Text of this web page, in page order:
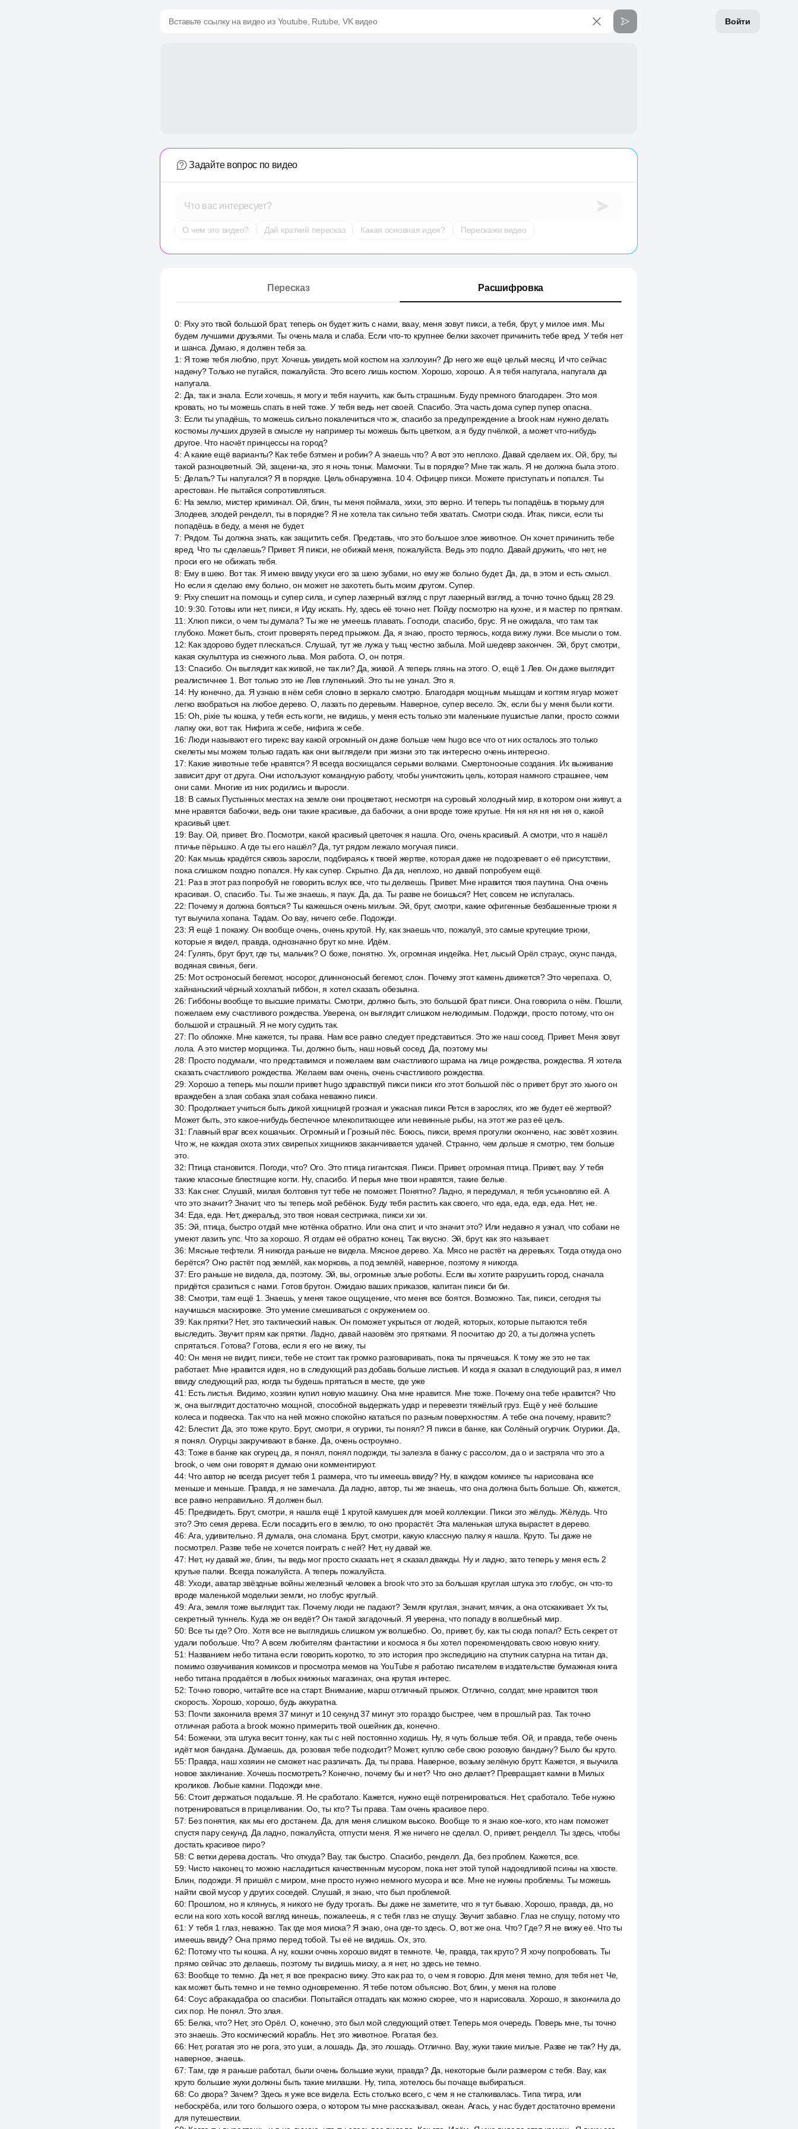
Войти
Вставьте ссылку на видео из Youtube, Rutube, VK видео
Задайте вопрос по видео
Что вас интересует?
О чем это видео? Дай краткий пересказ Какая основная идея? Перескажи видео
Пересказ Расшифровка
0: Pixy это твой большой брат, теперь он будет жить с нами, ваау, меня зовут пикси, а тебя, брут, у милое имя. Мы
будем лучшими друзьями. Ты очень мала и слаба. Если что-то крупнее белки захочет причинить тебе вред. У тебя нет
и шанса. Думаю, я должен тебя за.
1 : Я тоже тебя люблю, прут. Хочешь увидеть мой костюм на хэллоуин? До него же ещё целый месяц. И что сейчас
надену? Только не пугайся, пожалуйста. Это всего лишь костюм. Хорошо, хорошо. А я тебя напугала, напугала да
напугала.
2: Да, так и знала. Если хочешь, я могу и тебя научить, как быть страшным. Буду премного благодарен. Это моя
кровать, но ты можешь спать в ней тоже. У тебя ведь нет своей. Спасибо. Эта часть дома супер пупер опасна.
3: Если ты упадёшь, то можешь сильно покалечиться что ж, спасибо за предупреждение a brook нам нужно делать
костюмы лучших друзей в смысле ну например ты можешь быть цветком, а я буду пчёлкой, а может что-нибудь
другое. Что насчёт принцессы на город?
4: А какие ещё варианты? Как тебе бэтмен и робин? А знаешь что? А вот это неплохо. Давай сделаем их. Ой, бру, ты
такой разноцветный. Эй, зацени-ка, это я ночь тоньк. Мамочки. Ты в порядке? Мне так жаль. Я не должна была этого.
5: Делать? Ты напугался? Я в порядке. Цель обнаружена. 10 4. Офицер пикси. Можете приступать и попался. Ты
арестован. Не пытайся сопротивляться.
6: На землю, мистер криминал. Ой, блин, ты меня поймала, хихи, это верно. И теперь ты попадёшь в тюрьму для
Злодеев, злодей ренделл, ты в порядке? Я не хотела так сильно тебя хватать. Смотри сюда. Итак, пикси, если ты
попадёшь в беду, а меня не будет.
7: Рядом. Ты должна знать, как защитить себя. Представь, что это большое злое животное. Он хочет причинить тебе
вред. Что ты сделаешь? Привет. Я пикси, не обижай меня, пожалуйста. Ведь это подло. Давай дружить, что нет, не
проси его не обижать тебя.
8: Ему в шею. Вот так. Я имею ввиду укуси его за шею зубами, но ему же больно будет. Да, да, в этом и есть смысл.
Но если я сделаю ему больно, он может не захотеть быть моим другом. Супер.
9: Pixy спешит на помощь и супер сила, и супер лазерный взгляд с прут лазерный взгляд, а точно точно бдыщ 28 29.
10:9:30. Готовы или нет, пикси, я Иду искать. Ну, здесь её точно нет. Пойду посмотрю на кухне, и я мастер по пряткам.
11 :Хлюп пикси, о чем ты думала? Ты же не умеешь плавать. Господи, спасибо, брус. Я не ожидала, что там так
глубоко. Может быть, стоит проверять перед прыжком. Да, я знаю, просто теряюсь, когда вижу лужи. Все мысли о том.
12: Как здорово будет плескаться. Слушай, тут же лужа у тыщ честно забыла. Мой шедевр закончен. Эй, брут, смотри,
какая скульптура из снежного льва. Моя работа. О, он потря.
13:Спасибо. Он выглядит как живой, не так ли? Да, живой. А теперь глянь на этого. О, ещё 1 Лев. Он даже выглядит
реалистичнее 1. Вот только это не Лев глупенький. Это ты не узнал. Это я.
14: Ну конечно, да. Я узнаю в нём себя словно в зеркало смотрю. Благодаря мощным мышцам и когтям ягуар может
легко взобраться на любое дерево. О, лазать по деревьям. Наверное, супер весело. Эх, если бы у меня были когти.
15:Oh, pixie ты кошка, у тебя есть когти, не видишь, у меня есть только эти маленькие пушистые лапки, просто сожми
лапку оки, вот так. Нифига ж себе, нифига ж себе.
16:Люди называют его тирекс вау какой огромный он даже больше чем hugo все что от них осталось это только
скелеты мы можем только гадать как они выглядели при жизни это так интересно очень интересно.
17: Какие животные тебе нравятся? Я всегда восхищался серыми волками. Смертоносные создания. Их выживание
зависит друг от друга. Они используют командную работу, чтобы уничтожить цель, которая намного страшнее, чем
они сами. Многие из них родились и выросли.
18: В самых Пустынных местах на земле они процветают, несмотря на суровый холодный мир, в котором они живут, а
мне нравятся бабочки, ведь они такие красивые, да бабочки, а они вроде тоже крутые. Ня ня ня ня ня ня о, какой
красивый цвет.
19: Вау. Ой, привет. Bro. Посмотри, какой красивый цветочек я нашла. Ого, очень красивый. А смотри, что я нашёл
птичье пёрышко. А где ты его нашёл? Да, тут рядом лежало могучая пикси.
20: Как мышь крадётся сквозь заросли, подбираясь к твоей жертве, которая даже не подозревает о её присутствии,
пока слишком поздно попался. Ну как супер. Скрытно. Да да, неплохо, но давай попробуем ещё.
21 : Раз в этот раз попробуй не говорить вслух все, что ты делаешь. Привет. Мне нравится твоя паутина. Она очень
красивая. О, спасибо. Ты. Ты же знаешь, я паук. Да, да. Ты разве не боишься? Нет, совсем не испугалась.
22: Почему я должна бояться? Ты кажешься очень милым. Эй, брут, смотри, какие офигенные безбашенные трюки я
тут выучила хопана. Тадам. Оо вау, ничего себе. Подожди.
23: Я ещё 1 покажу. Он вообще очень, очень крутой. Ну, как знаешь что, пожалуй, это самые крутецкие трюки,
которые я видел, правда, однозначно брут ко мне. Идём.
24: Гулять, брут брут, где ты, мальчик? О боже, понятно. Ух, огромная индейка. Нет, лысый Орёл страус, скунс панда,
водяная свинья, беги.
25: Мот остроносый бегемот, носорог, длинноносый бегемот, слон. Почему этот камень движется? Это черепаха. О,
хайнаньский чёрный хохлатый гиббон, я хотел сказать обезьяна.
26: Гиббоны вообще то высшие приматы. Смотри, должно быть, это большой брат пикси. Она говорила о нём. Пошли,
пожелаем ему счастливого рождества. Уверена, он выглядит слишком нелюдимым. Подожди, просто потому, что он
большой и страшный. Я не могу судить так.
27: По обложке. Мне кажется, ты права. Нам все равно следует представиться. Это же наш сосед. Привет. Меня зовут
лола. А это мистер морщинка. Ты, должно быть, наш новый сосед. Да, поэтому мы
28: Просто подумали, что представимся и пожелаем вам счастливого шрама на лице рождества, рождества. Я хотела
сказать счастливого рождества. Желаем вам очень, очень счастливого рождества.
29:Хорошо а теперь мы пошли привет hugo здравствуй пикси пикси кто этот большой пёс о привет брут это хьюго он
враждебен а злая собака злая собака неважно пикси.
30: Продолжает учиться быть дикой хищницей грозная и ужасная пикси Рется в зарослях, кто же будет её жертвой?
Может быть, это какое-нибудь беспечное млекопитающее или невинные рыбы, на этот же раз её цель.
31 : Главный враг всех кошачьих. Огромный и Грозный пёс. Боюсь, пикси, время прогулки окончено, нас зовёт хозяин.
Что ж, не каждая охота этих свирепых хищников заканчивается удачей. Странно, чем дольше я смотрю, тем больше
это.
32: Птица становится. Погоди, что? Ого. Это птица гигантская. Пикси. Привет, огромная птица. Привет, вау. У тебя
такие классные блестящие когти. Ну, спасибо. И перья мне твои нравятся, такие белые.
33: Как снег. Слушай, милая болтовня тут тебе не поможет. Понятно? Ладно, я передумал, я тебя усыновляю ей. А
что это значит? Значит, что ты теперь мой ребёнок. Буду тебя растить как своего, что еда, еда, еда, еда. Нет, не.
34: Еда, еда. Нет, джеральд, это твоя новая сестричка, пикси хи хи.
35: Эй, птица, быстро отдай мне котёнка обратно. Или она спит, и что значит это? Или недавно я узнал, что собаки не
умеют лазить упс. Что за хорошо. Я отдам её обратно конец. Так вкусно. Эй, брут, как это называет.
36: Мясные тефтели. Я никогда раньше не видела. Мясное дерево. Ха. Мясо не растёт на деревьях. Тогда откуда оно
берётся? Оно растёт под землёй, как морковь, а под землёй, наверное, поэтому я никогда.
37: Его раньше не видела, да, поэтому. Эй, вы, огромные злые роботы. Если вы хотите разрушить город, сначала
придётся сразиться с нами. Готов брутон. Ожидаю ваших приказов, капитан пикси би би.
38:Смотри, там ещё 1. Знаешь, у меня такое ощущение, что меня все боятся. Возможно. Так, пикси, сегодня ты
научишься маскировке. Это умение смешиваться с окружением оо.
39: Как прятки? Нет, это тактический навык. Он поможет укрыться от людей, которых, которые пытаются тебя
выследить. Звучит прям как прятки. Ладно, давай назовём это прятками. Я посчитаю до 20, а ты должна успеть
спрятаться. Готова? Готова, если я его не вижу, ты
40:Он меня не видит, пикси, тебе не стоит так громко разговаривать, пока ты прячешься. К тому же это не так
работает. Мне нравится идея, но в следующий раз добавь больше листьев. И когда я сказал в следующий раз, я имел
ввиду следующий раз, когда ты будешь прятаться в месте, где уже
41 : Есть листья. Видимо, хозяин купил новую машину. Она мне нравится. Мне тоже. Почему она тебе нравится? Что
ж, она выглядит достаточно мощной, способной выдержать удар и перевезти тяжёлый груз. Ещё у неё большие
колеса и подвеска. Так что на ней можно спокойно кататься по разным поверхностям. А тебе она почему, нравитс?
42: Блестит. Да, это тоже круто. Брут, смотри, я огурики, ты понял? Я пикси в банке, как Солёный огурчик. Огурики. Да,
я понял. Огурцы закручивают в банке. Да, очень остроумно.
43:Тоже в банке как огурец да, я понял, понял подожди, ты залезла в банку с рассолом, да о и застряла что это a
brook, о чем они говорят я думаю они комментируют.
44: Что автор не всегда рисует тебя 1 размера, что ты имеешь ввиду? Ну, в каждом комиксе ты нарисована все
меньше и меньше. Правда, я не замечала. Да ладно, автор, ты же знаешь, что она должна быть больше. Oh, кажется,
все равно неправильно. Я должен был.
45: Предвидеть. Брут, смотри, я нашла ещё 1 крутой камушек для моей коллекции. Пикси это жёлудь. Жёлудь. Что
это? Это семя дерева. Если посадить его в землю, то оно прорастёт. Эта маленькая штука вырастет в дерево.
46:Ага, удивительно. Я думала, она сломана. Брут, смотри, какую классную палку я нашла. Круто. Ты даже не
посмотрел. Разве тебе не хочется поиграть с ней? Нет, ну давай же.
47: Нет, ну давай же, блин, ты ведь мог просто сказать нет, я сказал дважды. Ну и ладно, зато теперь у меня есть 2
крутые палки. Всегда пожалуйста. А теперь пожалуйста.
48:Уходи, аватар звёздные войны железный человек a brook что это за большая круглая штука это глобус, он что-то
вроде маленькой модельки земли, но глобус круглый.
49:Ага, земля тоже выглядит так. Почему люди не падают? Земля круглая, значит, мячик, а она отскакивает. Ух ты,
секретный туннель. Куда же он ведёт? Он такой загадочный. Я уверена, что попаду в волшебный мир.
50: Все ты где? Ого. Хотя все не выглядишь слишком уж волшебно. Оо, привет, бу, как ты сюда попал? Есть секрет от
удали побольше. Что? А всем любителям фантастики и космоса я бы хотел порекомендовать свою новую книгу.
51 : Названием небо титана если говорить коротко, то это история про экспедицию на спутник сатурна на титан да,
помимо озвучивания комиксов и просмотра мемов на YouTube я работаю писателем в издательстве бумажная книга
небо титана продаётся в любых книжных магазинах, она крутая интерес.
52:Точно говорю, читайте все на старт. Внимание, марш отличный прыжок. Отлично, солдат, мне нравится твоя
скорость. Хорошо, хорошо, будь аккуратна.
53: Почти закончила время 37 минут и 10 секунд 37 минут это гораздо быстрее, чем в прошлый раз. Так точно
отличная работа a brook можно примерить твой ошейник да, конечно.
54: Божечки, эта штука весит тонну, как ты с ней постоянно ходишь. Ну, я чуть больше тебя. Ой, и правда, тебе очень
идёт моя бандана. Думаешь, да, розовая тебе подходит? Может, куплю себе свою розовую бандану? Было бы круто.
55: Правда, наш хозяин не сможет нас различать. Да, ты права. Наверное, возьму зелёную брутт. Кажется, я выучила
новое заклинание. Хочешь посмотреть? Конечно, почему бы и нет? Что оно делает? Превращает камни в Милых
кроликов. Любые камни. Подожди мне.
56:Стоит держаться подальше. Я. Не сработало. Кажется, нужно ещё потренироваться. Нет, сработало. Тебе нужно
потренироваться в прицеливании. Оо, ты кто? Ты права. Там очень красивое перо.
57: Без понятия, как мы его достанем. Да, для меня слишком высоко. Вообще то я знаю кое-кого, кто нам поможет
спустя пару секунд. Да ладно, пожалуйста, отпусти меня. Я же ничего не сделал. О, привет, ренделл. Ты здесь, чтобы
достать красивое пиро?
58:С ветки дерева достать. Что откуда? Вау, так быстро. Спасибо, ренделл. Да, без проблем. Кажется, все.
59: Чисто наконец то можно насладиться качественным мусором, пока нет этой тупой надоедливой псины на хвосте.
Блин, подожди. Я пришёл с миром, мне просто нужно немного мусора и все. Мне не нужны проблемы. Ты можешь
найти свой мусор у других соседей. Слушай, я знаю, что был проблемой.
60: Прошлом, но я клянусь, я никого не буду трогать. Вы даже не заметите, что я тут бываю. Хорошо, правда, да, но
если на кого хоть косой взгляд кинешь, пожалеешь, я с тебя глаз не спущу. Звучит забавно. Глаз не спущу, потому что
61 :У тебя 1 глаз, неважно. Так где моя миска? Я знаю, она где-то здесь. О, вот же она. Что? Где? Я не вижу её. Что ты
имеешь ввиду? Она прямо перед тобой. Ты её не видишь. Ох, это.
62: Потому что ты кошка. А ну, кошки очень хорошо видят в темноте. Че, правда, так круто? Я хочу попробовать. Ты
прямо сейчас это делаешь, поэтому ты видишь миску, а я нет, но здесь не темно.
63: Вообще то темно. Да нет, я все прекрасно вижу. Это как раз то, о чем я говорю. Для меня темно, для тебя нет. Че,
как может быть темно и не темно одновременно. Я тебе потом объясню. Вот, блин, у меня на голове
64:Соус абракадабра оо спасибки. Попытайся отгадать как можно скорее, что я нарисовала. Хорошо, я закончила до
сих пор. Не понял. Это злая.
65: Белка, что? Нет, это Орёл. О, конечно, это был мой следующий ответ. Теперь моя очередь. Поверь мне, ты точно
это знаешь. Это космический корабль. Нет, это животное. Рогатая без.
66: Нет, рогатая это не рога, это уши, а лошадь. Да, это лошадь. Отлично. Вау, жуки такие милые. Разве не так? Ну да,
наверное, знаешь.
67:Там, где я раньше работал, были очень большие жуки, правда? Да, некоторые были размером с тебя. Вау, как
круто большие жуки должны быть такие милашки. Ну, типа, хотелось бы почаще выбираться.
68:Со двора? Зачем? Здесь я уже все видела. Есть столько всего, с чем я не сталкивалась. Типа тигра, или
небоскрёба, или того большого озера, о котором ты мне рассказывал, океан. Агась, у нас будет достаточно времени
для путешествии.